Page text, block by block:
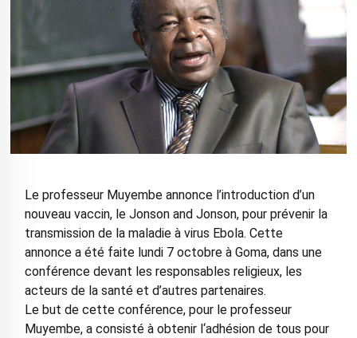
Le professeur Muyembe annonce l’introduction d’un
nouveau vaccin, le Jonson and Jonson, pour prévenir la
transmission de la maladie à virus Ebola. Cette
annonce a été faite lundi 7 octobre à Goma, dans une
conférence devant les responsables religieux, les
acteurs de la santé et d’autres partenaires.
Le but de cette conférence, pour le professeur
Muyembe, a consisté à obtenir l‘adhésion de tous pour